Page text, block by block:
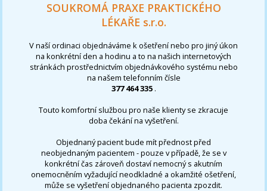
SOUKROMÁ PRAXE PRAKTICKÉHO
LÉKAŘE s.r.o.
V naší ordinaci objednáváme k ošetření nebo pro jiný úkon
na konkrétní den a hodinu a to na našich internetových
stránkách prostřednictvím objednávkového systému nebo
na našem telefonním čísle
377 464 335 .
Touto komfortní službou pro naše klienty se zkracuje
doba čekání na vyšetření.
Objednaný pacient bude mít přednost před
neobjednaným pacientem - pouze v případě, že se v
konkrétní čas zároveň dostaví nemocný s akutním
onemocněním vyžadující neodkladné a okamžité ošetření,
může se vyšetření objednaného pacienta zpozdit.